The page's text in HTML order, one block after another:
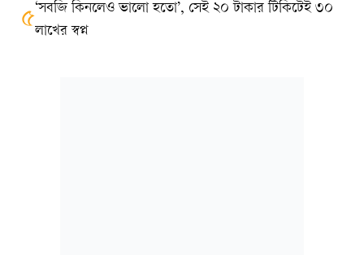
৫‘সবজি কিনলেও ভালো হতো’, সেই ২০ টাকার টিকিটেই ৩০
লাখের স্বপ্ন